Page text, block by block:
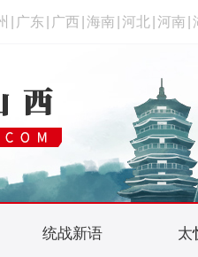
广东 广西 海南 河北 河南
统战新语 太